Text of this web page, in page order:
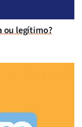
ou legítimo?